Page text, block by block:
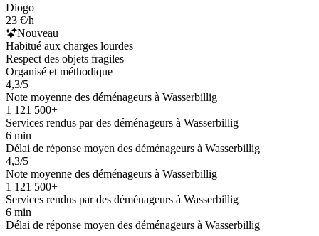
Diogo
23 €/h
Nouveau
Habitué aux charges lourdes
Respect des objets fragiles
Organisé et méthodique
4,3/5
Note moyenne des déménageurs à Wasserbillig
1 121 500+
Services rendus par des déménageurs à Wasserbillig
6 min
Délai de réponse moyen des déménageurs à Wasserbillig
4,3/5
Note moyenne des déménageurs à Wasserbillig
1 121 500+
Services rendus par des déménageurs à Wasserbillig
6 min
Délai de réponse moyen des déménageurs à Wasserbillig